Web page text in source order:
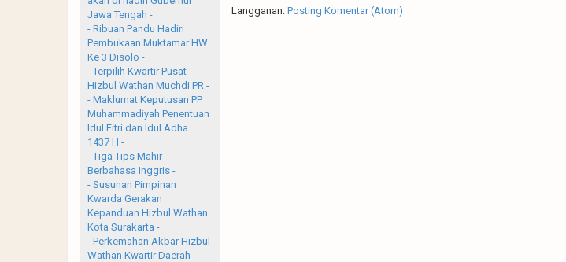
Langganan: Posting Komentar (Atom)
Jawa Tengah -
- Ribuan Pandu Hadiri
Pembukaan Muktamar HW
Ke 3 Disolo -
- Terpilih Kwartir Pusat
Hizbul Wathan Muchdi PR -
- Maklumat Keputusan PP
Muhammadiyah Penentuan
Idul Fitri dan Idul Adha
1437 H -
- Tiga Tips Mahir
Berbahasa Inggris -
- Susunan Pimpinan
Kwarda Gerakan
Kepanduan Hizbul Wathan
Kota Surakarta -
- Perkemahan Akbar Hizbul
Wathan Kwartir Daerah